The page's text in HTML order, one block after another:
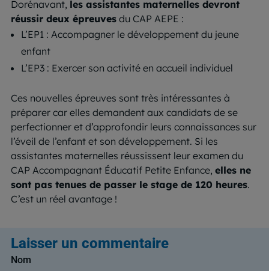
Dorénavant, les assistantes maternelles devront
réussir deux épreuves du CAP AEPE :
L’EP1 : Accompagner le développement du jeune
enfant
L’EP3 : Exercer son activité en accueil individuel
Ces nouvelles épreuves sont très intéressantes à
préparer car elles demandent aux candidats de se
perfectionner et d’approfondir leurs connaissances sur
l’éveil de l’enfant et son développement. Si les
assistantes maternelles réussissent leur examen du
CAP Accompagnant Éducatif Petite Enfance, elles ne
sont pas tenues de passer le stage de 120 heures.
C’est un réel avantage !
Laisser un commentaire
Nom